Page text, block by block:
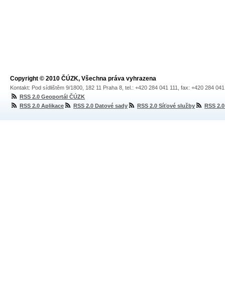
Copyright © 2010 ČÚZK, Všechna práva vyhrazena
Kontakt: Pod sídlištěm 9/1800, 182 11 Praha 8, tel.: +420 284 041 111, fax: +420 284
RSS 2.0 Geoportál ČÚZK
RSS 2.0 Aplikace
RSS 2.0 Datové sady RSS 2.0 Síťové služby RSS